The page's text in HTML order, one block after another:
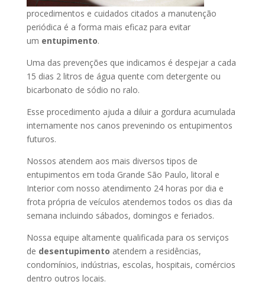
procedimentos e cuidados citados a manutenção
periódica é a forma mais eficaz para evitar
um entupimento.
Uma das prevenções que indicamos é despejar a cada
15 dias 2 litros de água quente com detergente ou
bicarbonato de sódio no ralo.
Esse procedimento ajuda a diluir a gordura acumulada
internamente nos canos prevenindo os entupimentos
futuros.
Nossos atendem aos mais diversos tipos de
entupimentos em toda Grande São Paulo, litoral e
Interior com nosso atendimento 24 horas por dia e
frota própria de veículos atendemos todos os dias da
semana incluindo sábados, domingos e feriados.
Nossa equipe altamente qualificada para os serviços
de desentupimento atendem a residências,
condomínios, indústrias, escolas, hospitais, comércios
dentro outros locais.